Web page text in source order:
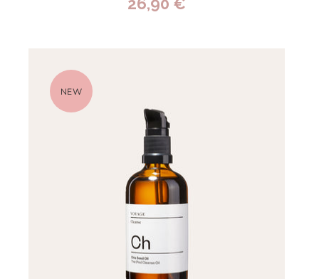
26,90 €
NEW